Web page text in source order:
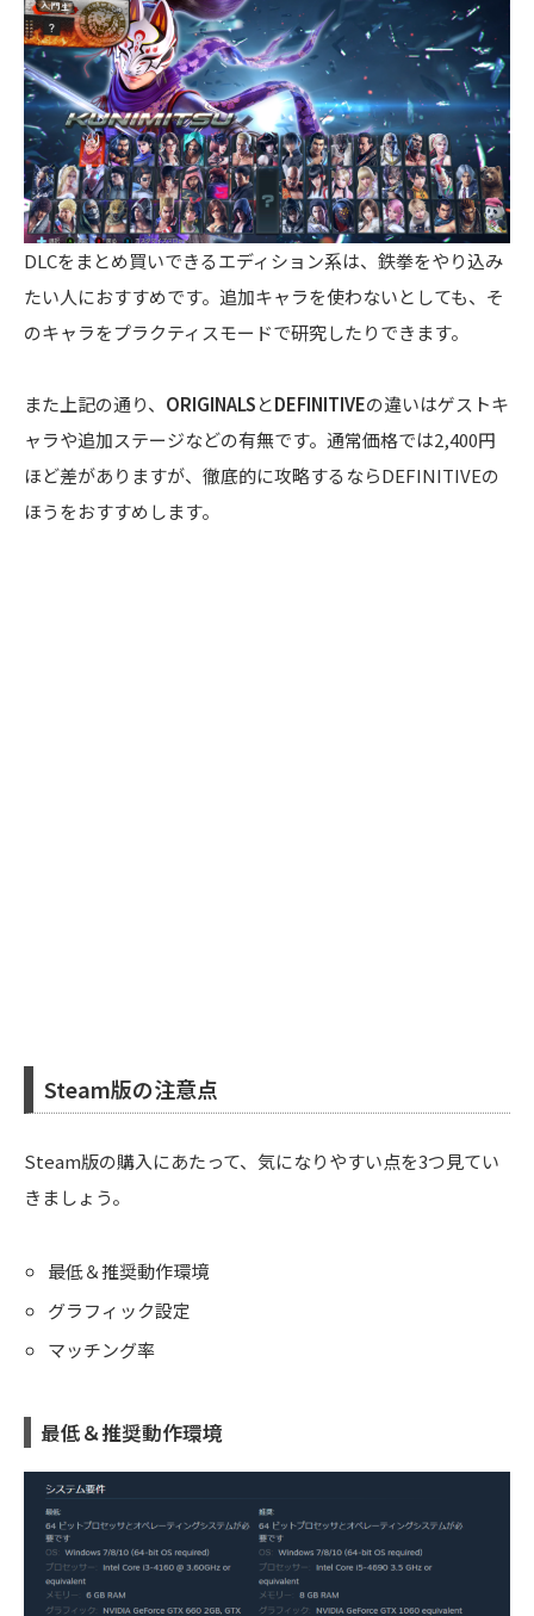
DLCをまとめ買いできるエディション系は、鉄拳をやり込み
たい人におすすめです。追加キャラを使わないとしても、そ
のキャラをプラクティスモードで研究したりできます。
また上記の通り、 ORIGINALSとDEFINITIVEの違いはゲストキ
ャラや追加ステージなどの有無です。通常価格では2,400円
ほど差がありますが、徹底的に攻略するならDEFINITIVEの
ほうをおすすめします。
Steam版の注意点
Steam版の購入にあたって、気になりやすい点を3つ見てい
きましょう。
最低＆推奨動作環境
グラフィック設定
マッチング率
最低＆推奨動作環境